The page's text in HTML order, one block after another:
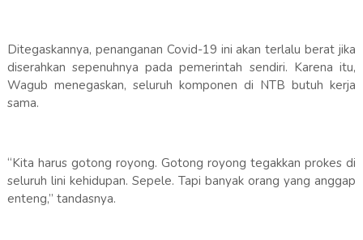
Ditegaskannya, penanganan Covid-19 ini akan terlalu berat jika
diserahkan sepenuhnya pada pemerintah sendiri. Karena itu,
Wagub menegaskan, seluruh komponen di NTB butuh kerja
sama.
“Kita harus gotong royong. Gotong royong tegakkan prokes di
seluruh lini kehidupan. Sepele. Tapi banyak orang yang anggap
enteng,” tandasnya.